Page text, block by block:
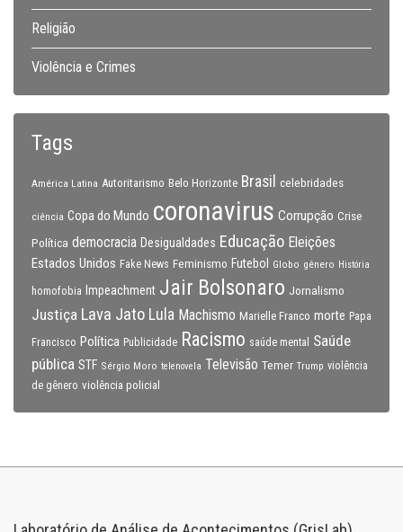
Religião
Violência e Crimes
Tags
América Latina Autoritarismo Belo Horizonte Brasil celebridades
ciência Copa do Mundo coronavirus Corrupção Crise
Política democracia Desigualdades Educação Eleições
Estados Unidos Fake News Feminismo Futebol Globo gênero História
homofobia Impeachment Jair Bolsonaro Jornalismo
Justiça Lava Jato Lula Machismo Marielle Franco morte Papa
Francisco Política Publicidade Racismo saúde mental
Saúde
pública STF Sérgio Moro telenovela Televisão Temer Trump violência
de gênero violência policial